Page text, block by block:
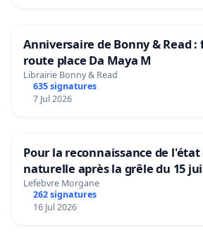
Anniversaire de Bonny & Read
route place Da Maya M
Librairie Bonny & Read
635 signatures
7 Jul 2026
Pour la reconnaissance de
naturelle après la grêle du 15
Aubenas et ses alentours
Lefebvre Morgane
262 signatures
16 Jul 2026